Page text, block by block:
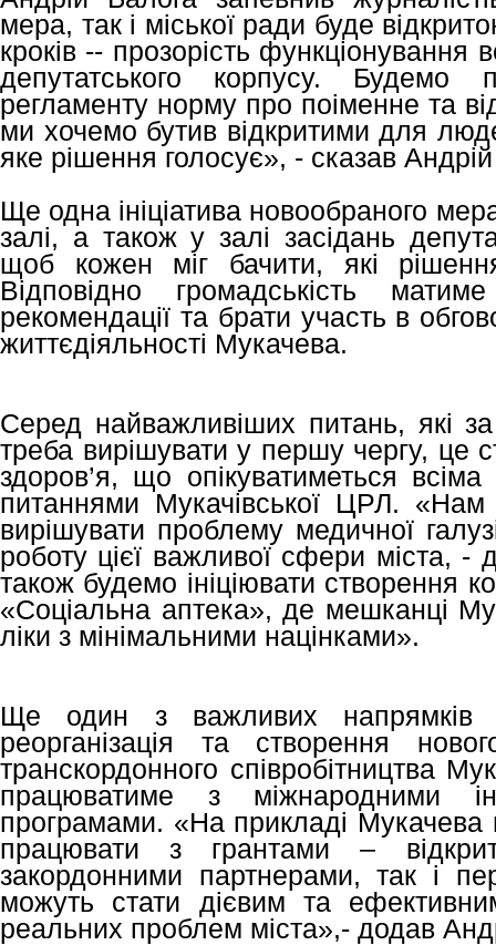
мера, так і міської ради буде
кроків -- прозорість функціонування
депутатського корпусу. Будемо
регламенту норму про поіменне та
ми хочемо бутив відкритими для
яке рішення голосує», - сказав
Ще одна ініціатива новообраного
залі, а також у залі засідань
щоб кожен міг бачити, які
Відповідно громадськість
рекомендації та брати участь в
життєдіяльності Мукачева.
Серед найважливіших питань, які
треба вирішувати у першу чергу, це
здоров’я, що опікуватиметься
питаннями Мукачівської ЦРЛ. «Нам
вирішувати проблему медичної
роботу цієї важливої сфери міста,
також будемо ініціювати створення
«Соціальна аптека», де мешканці
ліки з мінімальними націнками».
Ще один з важливих напрямків
реорганізація та створення
транскордонного співробітництва
працюватиме з міжнародними
програмами. «На прикладі Мукачева
працювати з грантами –
закордонними партнерами, так і
можуть стати дієвим та
реальних проблем міста»,- додав